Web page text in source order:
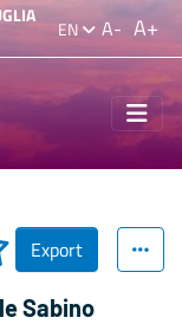
EN A- A+
Export
Sabino